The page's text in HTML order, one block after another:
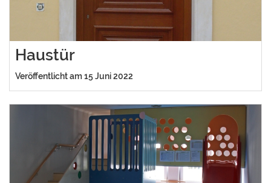
Haustür
Veröffentlicht am 15 Juni 2022